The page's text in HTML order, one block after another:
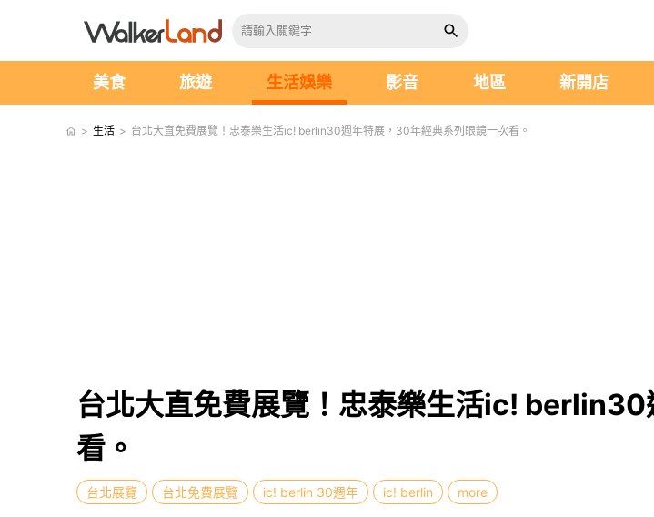
美食 旅遊 生活娛樂 影音 地區 新開店
> 生活 > 台北大直免費展覽！忠泰樂生活ic! berlin30週年特展，30年經典系列眼鏡一次看。
台北大直免費展覽！忠泰樂生活ic!
看。
台北展覽 台北免費展覽 ic! berlin 30週年 ic! berlin more